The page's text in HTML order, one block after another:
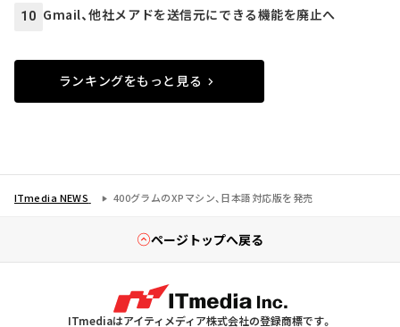
10 Gmail、他社メアドを送信元にできる機能を廃止へ
ランキングをもっと見る
ITmedia NEWS 400グラムのXPマシン、日本語対応版を発売
ページトップへ戻る
ITmediaはアイティメディア株式会社の登録商標です。